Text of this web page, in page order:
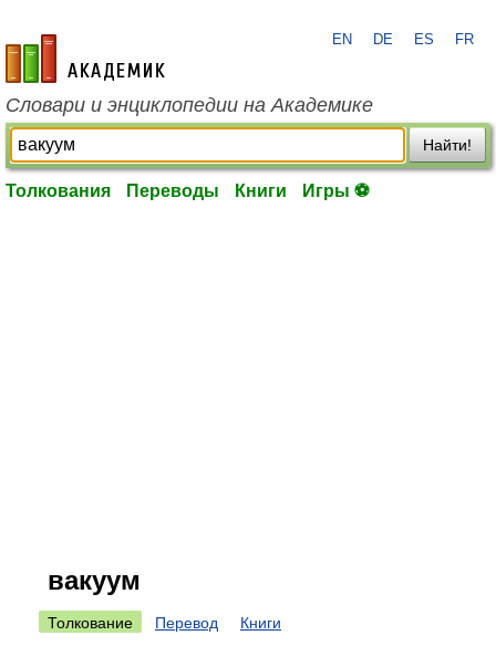
academic.ru
EN DE ES FR
Словари и энциклопедии на Академике
Найти!
Толкования Переводы Книги Игры ⚽
вакуум
Толкование Перевод Книги